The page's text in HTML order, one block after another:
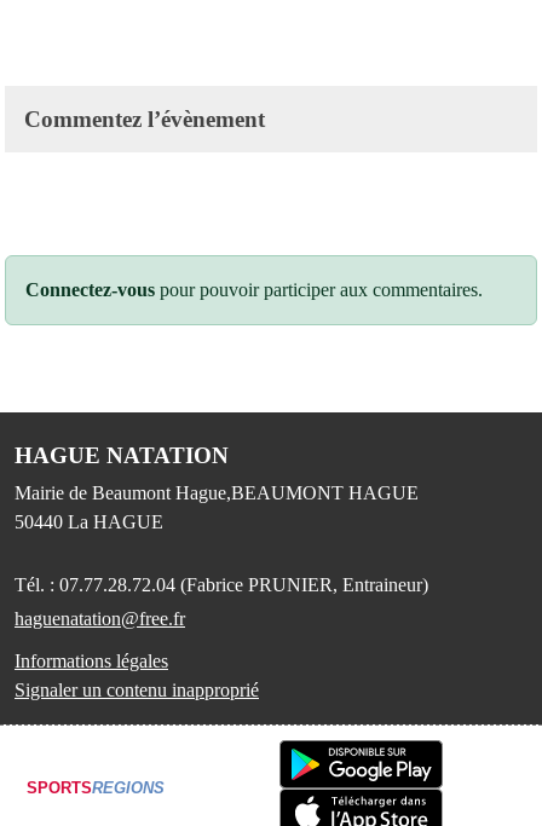
Commentez l’évènement
Connectez-vous pour pouvoir participer aux commentaires.
HAGUE NATATION
Mairie de Beaumont Hague,BEAUMONT HAGUE
50440 La HAGUE
Tél. : 07.77.28.72.04 (Fabrice PRUNIER, Entraineur)
haguenatation@free.fr
Informations légales
Signaler un contenu inapproprié
SPORTSREGIONS